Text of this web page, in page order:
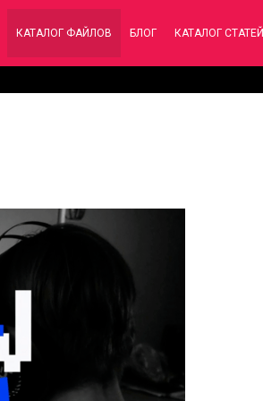
КАТАЛОГ ФАЙЛОВ БЛОГ КАТАЛОГ СТАТЕЙ